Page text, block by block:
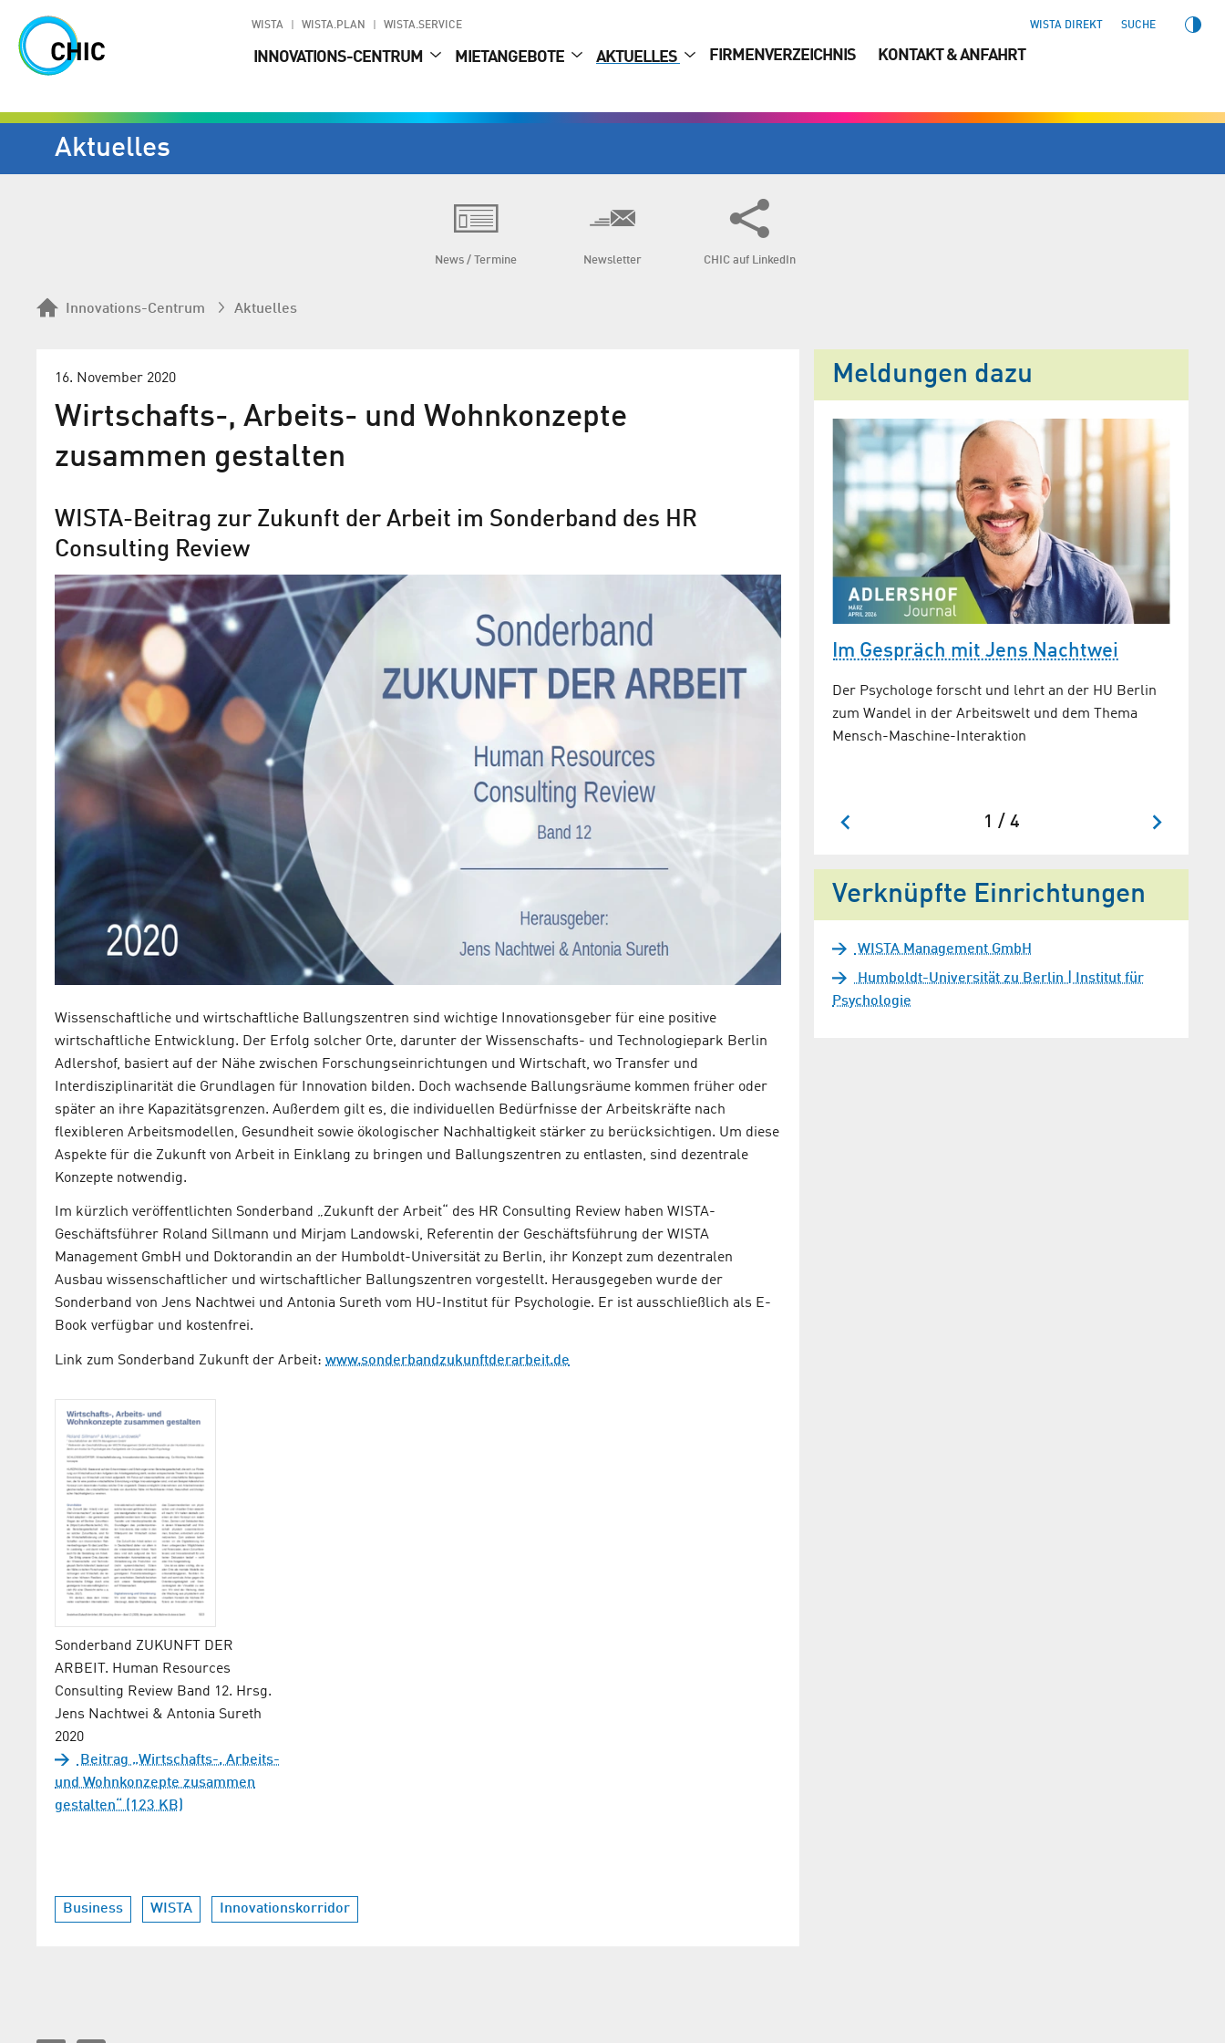
WISTA WISTA.PLAN WISTA.SERVICE WISTA DIREKT SUCHE
INNOVATIONS-CENTRUM MIETANGEBOTE AKTUELLES FIRMENVERZEICHNIS KONTAKT & ANFAHRT
Aktuelles
News / Termine Newsletter CHIC auf LinkedIn
Innovations-Centrum Aktuelles
16. November 2020
Wirtschafts-, Arbeits- und Wohnkonzepte
zusammen gestalten
WISTA-Beitrag zur Zukunft der Arbeit im Sonderband des HR
Consulting Review
Wissenschaftliche und wirtschaftliche Ballungszentren sind wichtige Innovationsgeber für eine positive
wirtschaftliche Entwicklung. Der Erfolg solcher Orte, darunter der Wissenschafts- und Technologiepark Berlin
Adlershof, basiert auf der Nähe zwischen Forschungseinrichtungen und Wirtschaft, wo Transfer und
Interdisziplinarität die Grundlagen für Innovation bilden. Doch wachsende Ballungsräume kommen früher oder
später an ihre Kapazitätsgrenzen. Außerdem gilt es, die individuellen Bedürfnisse der Arbeitskräfte nach
flexibleren Arbeitsmodellen, Gesundheit sowie ökologischer Nachhaltigkeit stärker zu berücksichtigen. Um diese
Aspekte für die Zukunft von Arbeit in Einklang zu bringen und Ballungszentren zu entlasten, sind dezentrale
Konzepte notwendig.
Im kürzlich veröffentlichten Sonderband „Zukunft der Arbeit“ des HR Consulting Review haben WISTA-
Geschäftsführer Roland Sillmann und Mirjam Landowski, Referentin der Geschäftsführung der WISTA
Management GmbH und Doktorandin an der Humboldt-Universität zu Berlin, ihr Konzept zum dezentralen
Ausbau wissenschaftlicher und wirtschaftlicher Ballungszentren vorgestellt. Herausgegeben wurde der
Sonderband von Jens Nachtwei und Antonia Sureth vom HU-Institut für Psychologie. Er ist ausschließlich als E-
Book verfügbar und kostenfrei.
Link zum Sonderband Zukunft der Arbeit: www.sonderbandzukunftderarbeit.de
Sonderband ZUKUNFT DER
ARBEIT. Human Resources
Consulting Review Band 12. Hrsg.
Jens Nachtwei & Antonia Sureth
2020
Beitrag „Wirtschafts-, Arbeits-
und Wohnkonzepte zusammen
gestalten“ (123 KB)
Business WISTA Innovationskorridor
Meldungen dazu
„Nur gemeinsam können wir
wachsen“
WISTA-Chef Roland Sillmann über das Pilotprojekt
Innovationsachse Adlershof–Lübben im IHK-
Magazin „Berliner Wirtschaft“
Innovationskorridors beschäftigen sich der
Im Gespräch mit Jens Nachtwei
Der Psychologe forscht und lehrt an der HU Berlin
zum Wandel in der Arbeitswelt und dem Thema
Mensch-Maschine-Interaktion
1 / 4
Verknüpfte Einrichtungen
WISTA Management GmbH
Humboldt-Universität zu Berlin | Institut für
Psychologie